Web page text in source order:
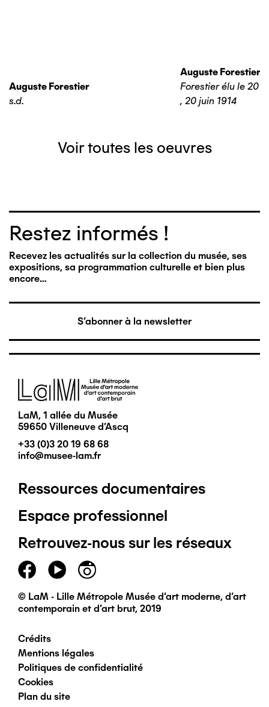
Auguste Forestier
s.d.
Auguste Forestier
Forestier élu le 20
, 20 juin 1914
Voir toutes les oeuvres
Restez informés !
Recevez les actualités sur la collection du musée, ses
expositions, sa programmation culturelle et bien plus
encore…
S'abonner à la newsletter
Image
LaM, 1 allée du Musée
59650 Villeneuve d'Ascq
+33 (0)3 20 19 68 68
info@musee-lam.fr
Pied
de
page
principal
Ressources documentaires
Espace professionnel
Retrouvez-nous sur les réseaux
© LaM - Lille Métropole Musée d'art moderne, d'art
contemporain et d'art brut, 2019
Pied
de
Crédits
Mentions légales
Politiques de confidentialité
Cookies
Plan du site